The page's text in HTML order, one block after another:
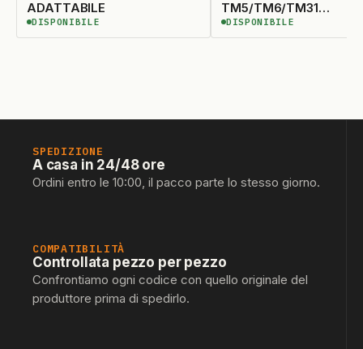
ADATTABILE
DISPONIBILE
DISPONIBILE
TM5/TM6/TM31
ADATTABILE
DISPONIBILE
DISPONIBILE
SPEDIZIONE
A casa in 24/48 ore
Ordini entro le 10:00, il pacco parte lo stesso giorno.
COMPATIBILITÀ
Controllata pezzo per pezzo
Confrontiamo ogni codice con quello originale del
produttore prima di spedirlo.